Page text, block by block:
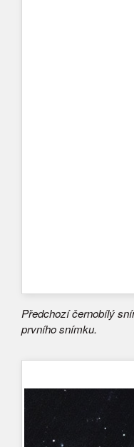
Předchozí černobílý
prvního snímku.